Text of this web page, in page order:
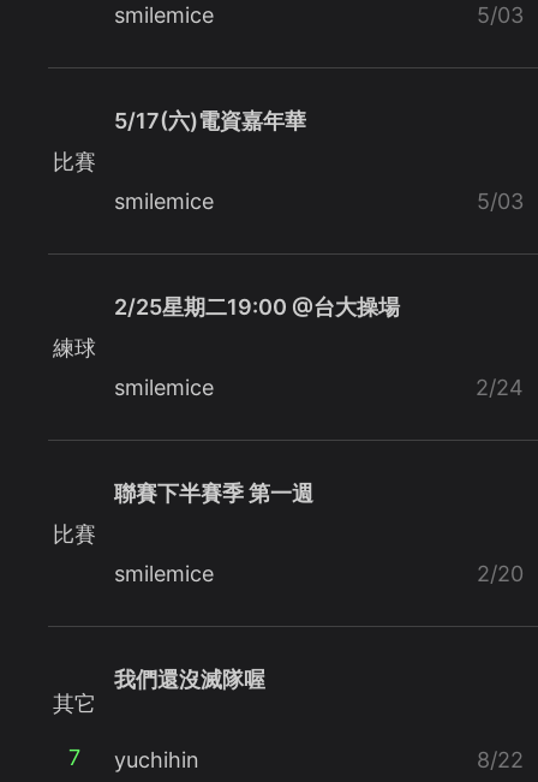
smilemice 5/03
比賽
5/17(六)電資嘉年華
smilemice 5/03
練球
2/25星期二19:00 @台大操場
smilemice 2/24
比賽
聯賽下半賽季 第一週
smilemice 2/20
其它
7
我們還沒滅隊喔
yuchihin 8/22